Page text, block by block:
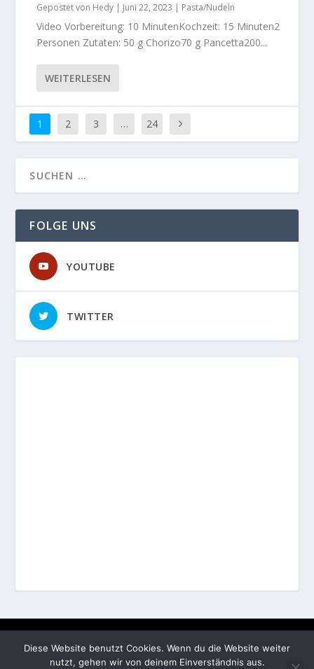
Gepostet von Hedy | Juni 22, 2023 | Pasta/Nudeln
Video Vorbereitung: 10 MinutenKochzeit: 15 Minuten2
Personen Zutaten: 50 g Chorizo70 g Pancetta200...
WEITERLESEN
1 2 3 … 24
FOLGE UNS
YOUTUBE
TWITTER
Datenschutz Widerruf Impressum
Olaf Kratom
Diese Website benutzt Cookies. Wenn du die Website weiter
nutzt, gehen wir von deinem Einverständnis aus.